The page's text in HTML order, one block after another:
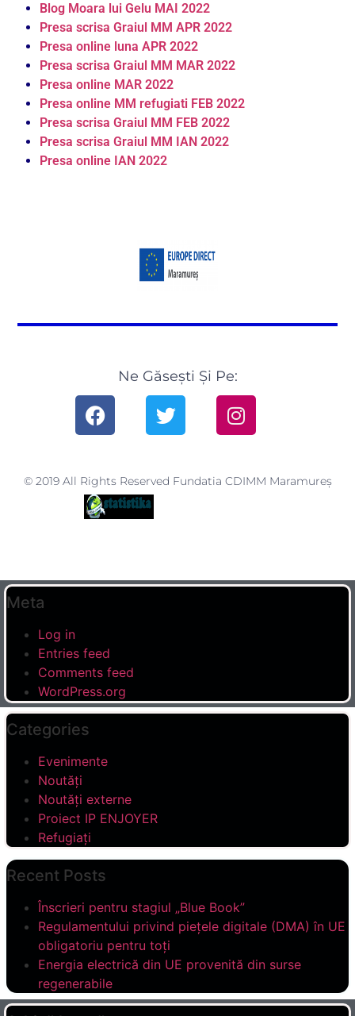
Blog Moara lui Gelu MAI 2022
Presa scrisa Graiul MM APR 2022
Presa online luna APR 2022
Presa scrisa Graiul MM MAR 2022
Presa online MAR 2022
Presa online MM refugiati FEB 2022
Presa scrisa Graiul MM FEB 2022
Presa scrisa Graiul MM IAN 2022
Presa online IAN 2022
Ne Găsești Și Pe:
© 2019 All Rights Reserved Fundatia CDIMM Maramureș
Meta
Log in
Entries feed
Comments feed
WordPress.org
Categories
Evenimente
Noutăți
Noutăți externe
Proiect IP ENJOYER
Refugiați
Recent Posts
Înscrieri pentru stagiul „Blue Book”
Regulamentului privind piețele digitale (DMA) în UE
obligatoriu pentru toți
Energia electrică din UE provenită din surse
regenerabile